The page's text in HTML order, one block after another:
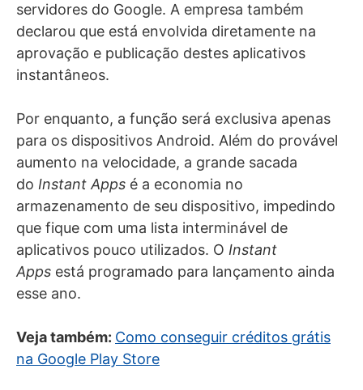
servidores do Google. A empresa também
declarou que está envolvida diretamente na
aprovação e publicação destes aplicativos
instantâneos.
Por enquanto, a função será exclusiva apenas
para os dispositivos Android. Além do provável
aumento na velocidade, a grande sacada
do Instant Apps é a economia no
armazenamento de seu dispositivo, impedindo
que fique com uma lista interminável de
aplicativos pouco utilizados. O Instant
Apps está programado para lançamento ainda
esse ano.
Veja também: Como conseguir créditos grátis
na Google Play Store